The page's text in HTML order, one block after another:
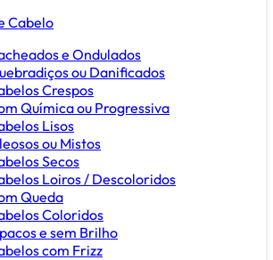
Cabelo
e Ondulados
ou Danificados
Crespos
Química ou Progressiva
Lisos
ou Mistos
Secos
Loiros / Descoloridos
Queda
Coloridos
e sem Brilho
com Frizz